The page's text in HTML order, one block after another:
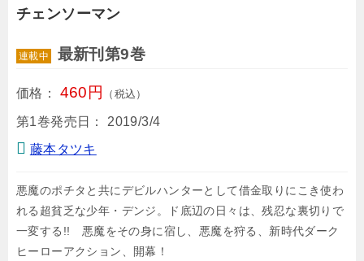
チェンソーマン
連載中 最新刊第9巻
価格： 460円 （税込）
第1巻発売日：
2019/3/4
藤本タツキ
悪魔のポチタと共にデビルハンターとして借金取りにこき使わ
れる超貧乏な少年・デンジ。ド底辺の日々は、残忍な裏切りで
一変する!! 悪魔をその身に宿し、悪魔を狩る、新時代ダーク
ヒーローアクション、開幕！